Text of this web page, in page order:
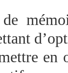
en